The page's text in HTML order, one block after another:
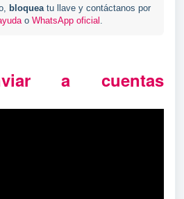
bloquea tu llave y contáctanos por
o WhatsApp oficial
a cuentas